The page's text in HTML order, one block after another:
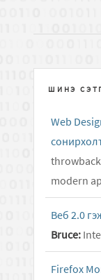
ШИНЭ
Web
modern
Веб 2.0
Bruce:
Firefox